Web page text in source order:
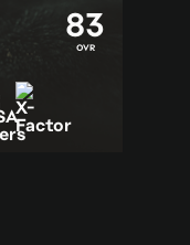
83
OVR